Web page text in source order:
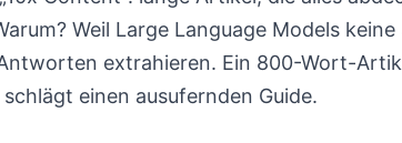
Weil Large Language Models
extrahieren. Ein 800-Wort-
einen ausufernden Guide.